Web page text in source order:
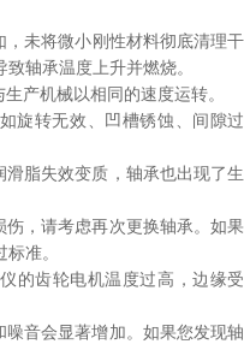
，未将微小刚性材料彻底清理干
轴承温度上升并燃烧。
机械以相同的速度运转。
转无效、凹槽锈蚀、间隙过
滑脂失效变质，轴承也出现了生
，请考虑再次更换轴承。如果
。
的齿轮电机温度过高，边缘受
音会显著增加。如果您发现轴